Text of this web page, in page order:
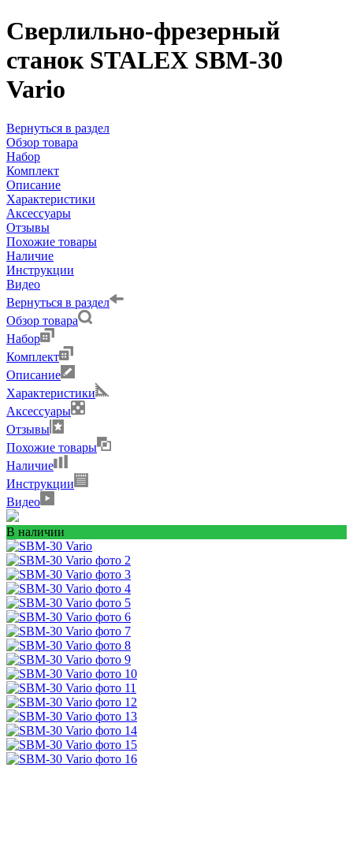
Сверлильно-фрезерный
станок STALEX SBM-30
Vario
Вернуться в раздел
Обзор товара
Набор
Комплект
Описание
Характеристики
Аксессуары
Отзывы
Похожие товары
Наличие
Инструкции
Видео
Вернуться в раздел
Обзор товара
Набор
Комплект
Описание
Характеристики
Аксессуары
Отзывы
Похожие товары
Наличие
Инструкции
Видео
В наличии